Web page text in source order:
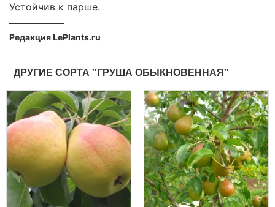
Устойчив к парше.
Редакция LePlants.ru
ДРУГИЕ СОРТА "ГРУША ОБЫКНОВЕННАЯ"